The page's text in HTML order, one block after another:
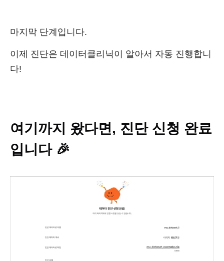
마지막 단계입니다.
이제 진단은 데이터클리닉이 알아서 자동 진행합니
다!
여기까지 왔다면, 진단 신청 완료
입니다 🎉